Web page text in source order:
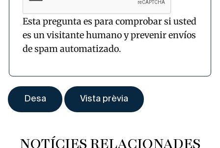
Esta pregunta es para comprobar si usted
es un visitante humano y prevenir envíos
de spam automatizado.
NOTÍCIES RELACIONADES